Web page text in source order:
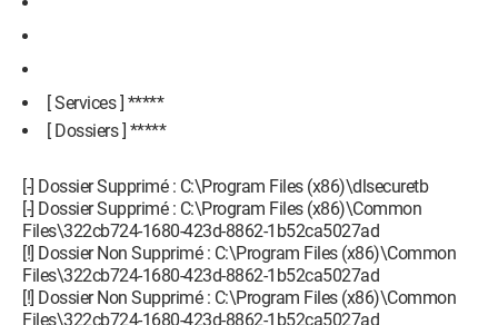
[ Services ] *****
[ Dossiers ] *****
[-] Dossier Supprimé : C:\Program Files (x86)\dlsecuretb
[-] Dossier Supprimé : C:\Program Files (x86)\Common
Files\322cb724-1680-423d-8862-1b52ca5027ad
[!] Dossier Non Supprimé : C:\Program Files (x86)\Common
Files\322cb724-1680-423d-8862-1b52ca5027ad
[!] Dossier Non Supprimé : C:\Program Files (x86)\Common
Files\322cb724-1680-423d-8862-1b52ca5027ad